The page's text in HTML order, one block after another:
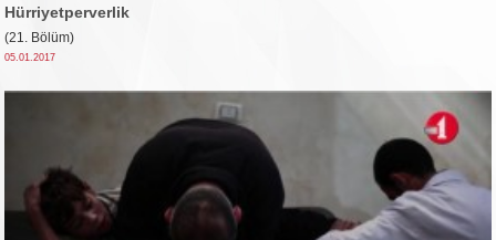
Hürriyetperverlik
(21. Bölüm)
05.01.2017